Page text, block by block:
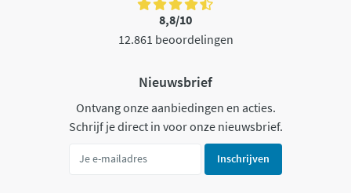
8,8/10
12.861 beoordelingen
Nieuwsbrief
Ontvang onze aanbiedingen en acties.
Schrijf je direct in voor onze nieuwsbrief.
Inschrijven